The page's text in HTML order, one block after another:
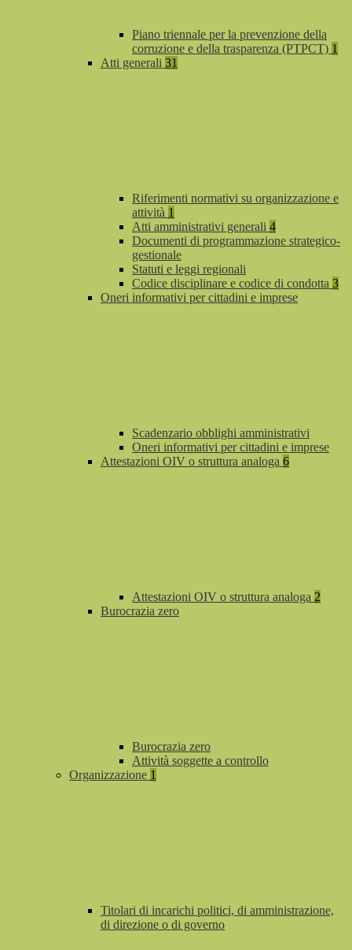
Piano triennale per la prevenzione della
corruzione e della trasparenza (PTPCT) 1
Atti generali 31
Riferimenti normativi su organizzazione e
attività 1
Atti amministrativi generali 4
Documenti di programmazione strategico-
gestionale
Statuti e leggi regionali
Codice disciplinare e codice di condotta 3
Oneri informativi per cittadini e imprese
Scadenzario obblighi amministrativi
Oneri informativi per cittadini e imprese
Attestazioni OIV o struttura analoga 6
Attestazioni OIV o struttura analoga 2
Burocrazia zero
Burocrazia zero
Attività soggette a controllo
Organizzazione 1
Titolari di incarichi politici, di amministrazione,
di direzione o di governo